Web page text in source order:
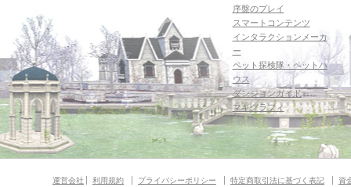
序盤のプレイ
スマートコンテンツ
インタラクションメーカ
ー
ペット探検隊・ペットハ
ウス
ダンジョンガイド
マギグラフィ
運営会社 利用規約 プライバシーポリシー 特定商取引法に基づく表記 資